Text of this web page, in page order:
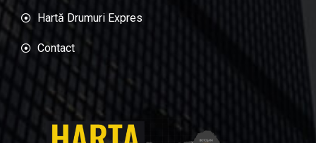
Hartă Drumuri Expres
Contact